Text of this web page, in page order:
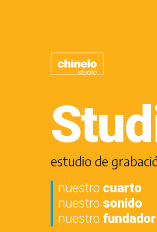
estudio de
nuestro cuarto
nuestro sonido
nuestro fundador